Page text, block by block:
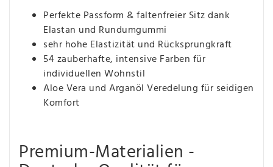
Perfekte Passform & faltenfreier Sitz dank
Elastan und Rundumgummi
sehr hohe Elastizität und Rücksprungkraft
54 zauberhafte, intensive Farben für
individuellen Wohnstil
Aloe Vera und Arganöl Veredelung für seidigen
Komfort
Premium-Materialien -